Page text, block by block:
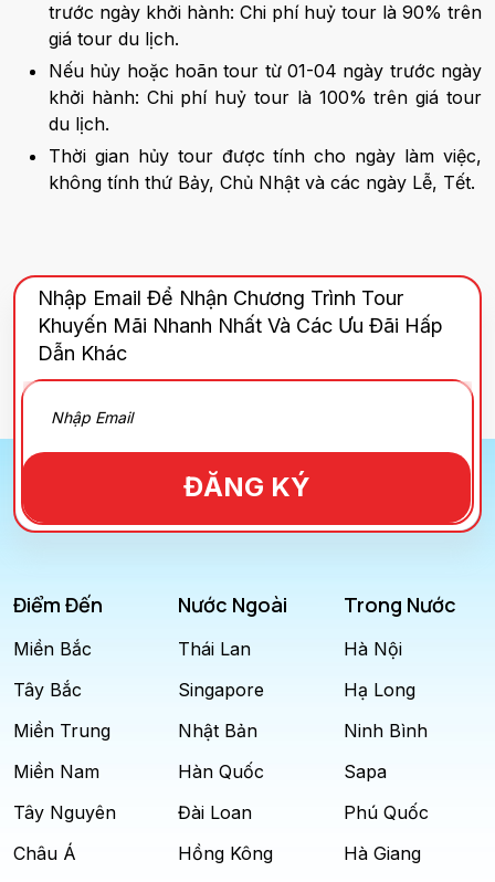
trước ngày khởi hành: Chi phí huỷ tour là 90% trên
giá tour du lịch.
Nếu hủy hoặc hoãn tour từ 01-04 ngày trước ngày
khởi hành: Chi phí huỷ tour là 100% trên giá tour
du lịch.
Thời gian hủy tour được tính cho ngày làm việc,
không tính thứ Bảy, Chủ Nhật và các ngày Lễ, Tết.
Nhập Email Để Nhận Chương Trình Tour
Khuyến Mãi Nhanh Nhất Và Các Ưu Đãi Hấp
Dẫn Khác
ĐĂNG KÝ
Điểm Đến
Miền Bắc
Tây Bắc
Miền Trung
Miền Nam
Tây Nguyên
Châu Á
Nước Ngoài
Thái Lan
Singapore
Nhật Bản
Hàn Quốc
Đài Loan
Hồng Kông
Trong Nước
Hà Nội
Hạ Long
Ninh Bình
Sapa
Phú Quốc
Hà Giang